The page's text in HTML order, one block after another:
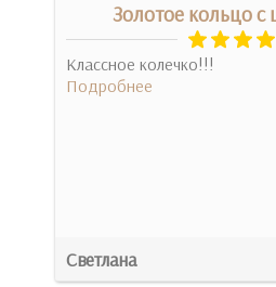
Золотое кольцо
Классное колечко!!!
Подробнее
Светлана